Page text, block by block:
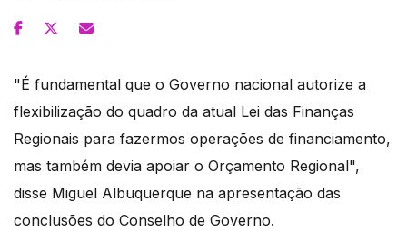
"É fundamental que o Governo nacional autorize a
flexibilização do quadro da atual Lei das Finanças
Regionais para fazermos operações de financiamento,
mas também devia apoiar o Orçamento Regional",
disse Miguel Albuquerque na apresentação das
conclusões do Conselho de Governo.